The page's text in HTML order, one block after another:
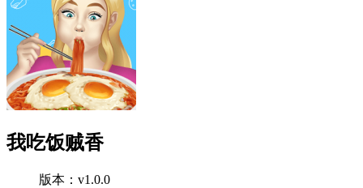
我吃饭贼香
版本：v1.0.0